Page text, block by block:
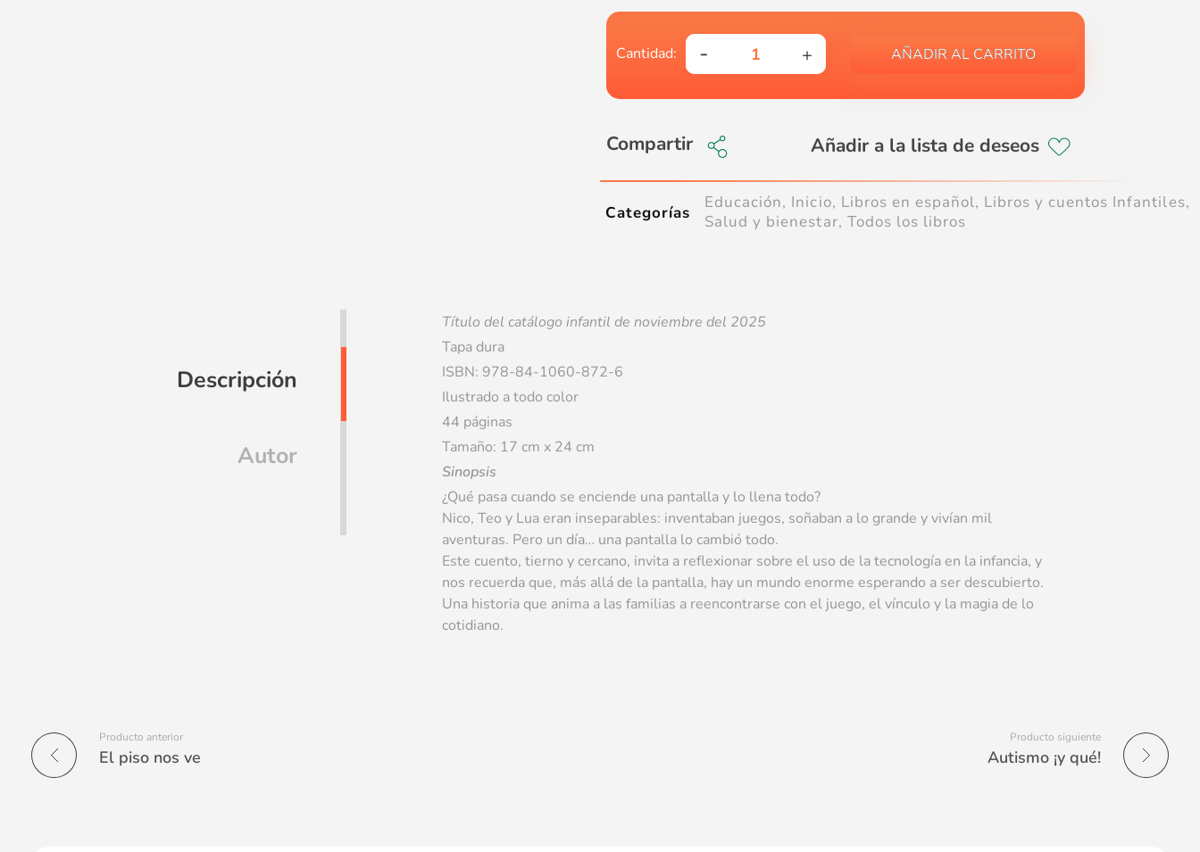
AÑADIR AL CARRITO
Compartir
Categorías Educación, Inicio, Libros en español, Libros y cuentos Infantiles,
Salud y bienestar, Todos los libros
Descripción
Autor
Título del catálogo infantil de noviembre del 2025
Tapa dura
ISBN: 978-84-1060-872-6
Ilustrado a todo color
44 páginas
Tamaño: 17 cm x 24 cm
Sinopsis
¿Qué pasa cuando se enciende una pantalla y lo llena todo?
Nico, Teo y Lua eran inseparables: inventaban juegos, soñaban a lo grande y vivían mil
aventuras. Pero un día… una pantalla lo cambió todo.
Este cuento, tierno y cercano, invita a reflexionar sobre el uso de la tecnología en la infancia, y
nos recuerda que, más allá de la pantalla, hay un mundo enorme esperando a ser descubierto.
Una historia que anima a las familias a reencontrarse con el juego, el vínculo y la magia de lo
cotidiano.
Producto anterior
El piso nos ve
Producto siguiente
Autismo ¡y qué!